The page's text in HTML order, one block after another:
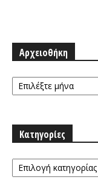
Αρχειοθήκη
Αρχειοθήκη
Κατηγορίες
Κατηγορίες